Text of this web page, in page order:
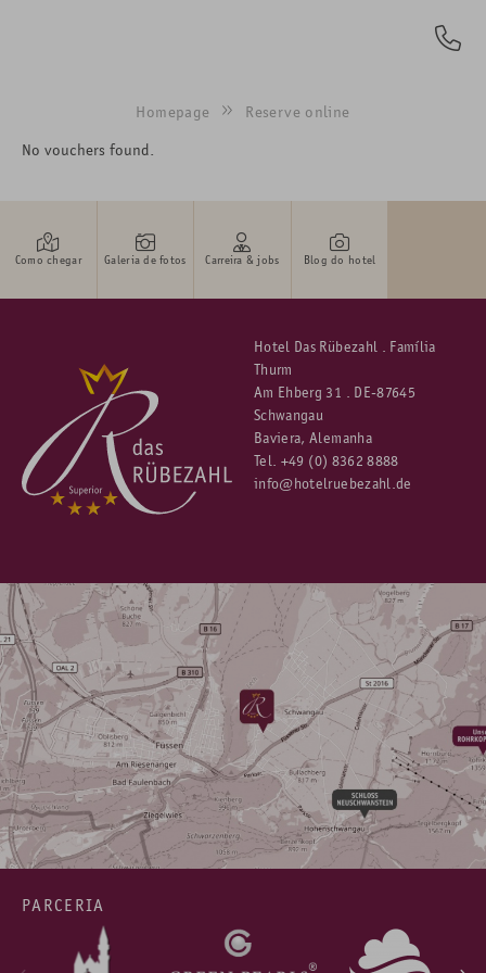
Homepage
Reserve online
No vouchers found.
Como chegar Galeria de fotos Carreira & jobs Blog do hotel
Hotel Das Rübezahl . Família
Thurm
Am Ehberg 31 . DE-87645
Schwangau
Baviera, Alemanha
Tel. +49 (0) 8362 8888
info@hotelruebezahl.de
PARCERIA